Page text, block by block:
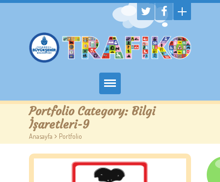
Hakkımızda
Randevu Al
Eğitim
Trafik Çocuk Blog
Portfolio Category: Bilgi
İşaretleri-9
Anasayfa > Portfolio